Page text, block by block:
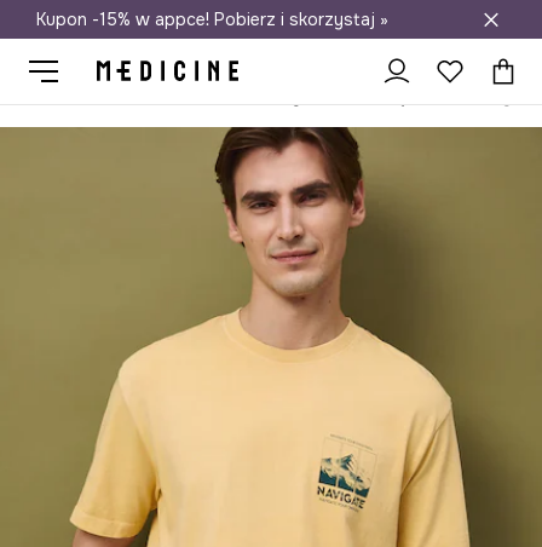
Darmowa dostawa do salonów
Kupon -15% w appce! Pobierz i skorzystaj »